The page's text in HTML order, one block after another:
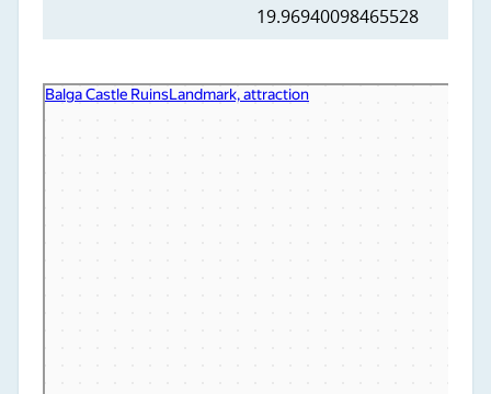
19.96940098465528
Руины замка Бальга